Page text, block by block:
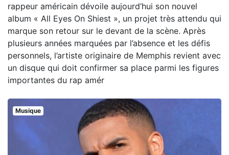
rappeur américain dévoile aujourd’hui son nouvel
album « All Eyes On Shiest », un projet très attendu qui
marque son retour sur le devant de la scène. Après
plusieurs années marquées par l’absence et les défis
personnels, l’artiste originaire de Memphis revient avec
un disque qui doit confirmer sa place parmi les figures
importantes du rap amér
Musique